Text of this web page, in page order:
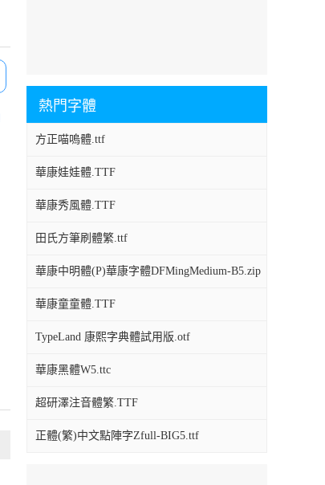
熱門字體
方正喵嗚體.ttf
華康娃娃體.TTF
華康秀風體.TTF
田氏方筆刷體繁.ttf
華康中明體(P)華康字體DFMingMedium-B5.zip
華康童童體.TTF
TypeLand 康熙字典體試用版.otf
華康黑體W5.ttc
超研澤注音體繁.TTF
正體(繁)中文點陣字Zfull-BIG5.ttf